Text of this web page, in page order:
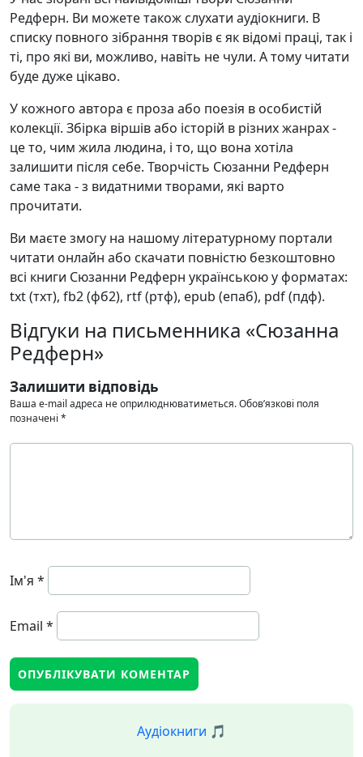
Редферн. Ви можете також слухати аудіокниги. В
списку повного зібрання творів є як відомі праці, так і
ті, про які ви, можливо, навіть не чули. А тому читати
буде дуже цікаво.
У кожного автора є проза або поезія в особистій
колекції. Збірка віршів або історій в різних жанрах -
це то, чим жила людина, і то, що вона хотіла
залишити після себе. Творчість Сюзанни Редферн
саме така - з видатними творами, які варто
прочитати.
Ви маєте змогу на нашому літературному портали
читати онлайн або скачати повністю безкоштовно
всі книги Сюзанни Редферн українською у форматах:
txt (тхт), fb2 (фб2), rtf (ртф), epub (епаб), pdf (пдф).
Відгуки на письменника «Сюзанна
Редферн»
Залишити відповідь
Ваша e-mail адреса не оприлюднюватиметься.Обов’язкові поля
позначені *
Ім'я *
Email *
Аудіокниги 🎵